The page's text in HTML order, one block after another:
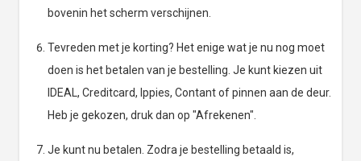
bovenin het scherm verschijnen.
Tevreden met je korting? Het enige wat je nu nog moet
doen is het betalen van je bestelling. Je kunt kiezen uit
IDEAL, Creditcard, Ippies, Contant of pinnen aan de deur.
Heb je gekozen, druk dan op "Afrekenen".
Je kunt nu betalen. Zodra je bestelling betaald is,